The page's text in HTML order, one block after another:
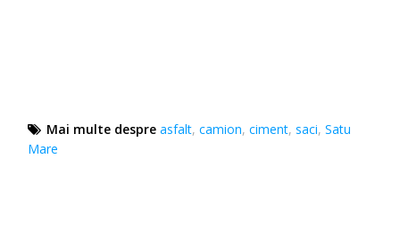
Mai multe despre asfalt,camion,ciment,saci,Satu
Mare